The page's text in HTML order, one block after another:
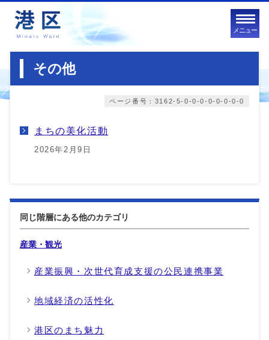
メニュー
その他
ページ番号：3162-5-0-0-0-0-0-0-0-0
まちの美化活動
2026年2月9日
同じ階層にある他のカテゴリ
産業・観光
産業振興・次世代育成支援の公民連携事業
地域経済の活性化
港区のまち魅力